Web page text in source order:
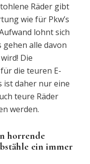
Räder gibt
wie für Pkw’s
lohnt sich
alle davon
Die
die teuren E-
ist daher nur eine
teure Räder
werden.
horrende
ein immer